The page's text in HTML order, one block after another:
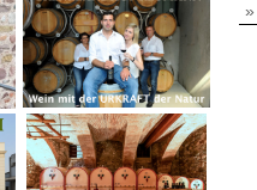
»